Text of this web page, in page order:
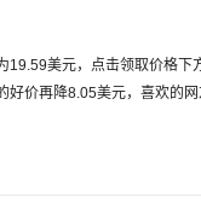
19.59美元，点击领取价格下
好价再降8.05美元，喜欢的